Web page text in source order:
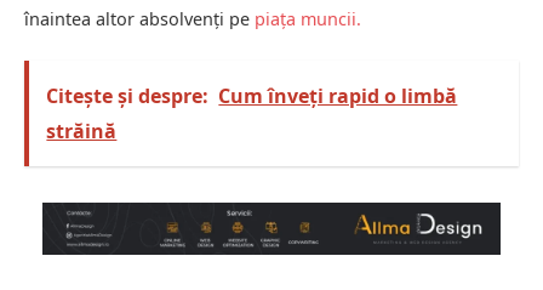
înaintea altor absolvenți pe piața muncii.
Citește și despre: Cum înveți rapid o limbă
străină